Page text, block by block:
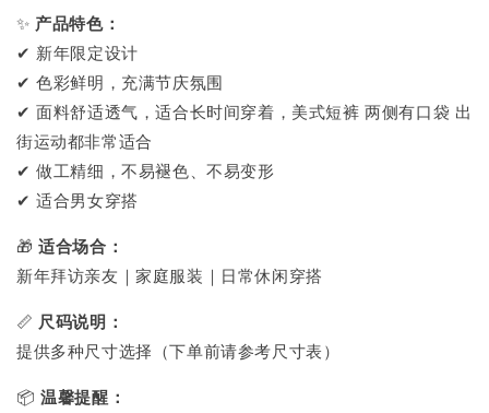
✨ 产品特色：
✔ 新年限定设计
✔ 色彩鲜明，充满节庆氛围
✔ 面料舒适透气，适合长时间穿着，美式短裤 两侧有口袋 出
街运动都非常适合
✔ 做工精细，不易褪色、不易变形
✔ 适合男女穿搭
🎁适合场合：
新年拜访亲友｜家庭服装｜日常休闲穿搭
📏 尺码说明：
提供多种尺寸选择（下单前请参考尺寸表）
📦温馨提醒：